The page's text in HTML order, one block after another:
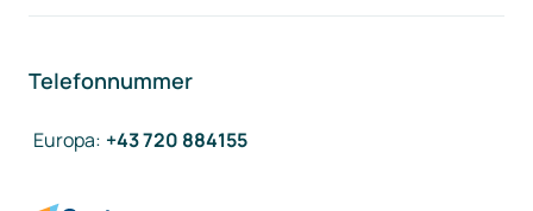
Telefonnummer
Europa: +43 720 884155